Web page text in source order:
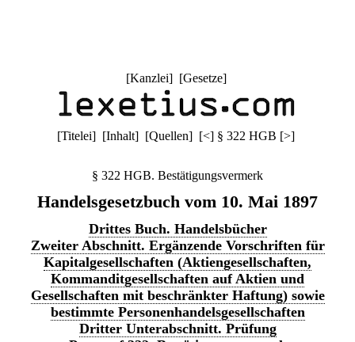
[Kanzlei] [Gesetze]
[Titelei] [Inhalt] [Quellen] [<] § 322 HGB [>]
§ 322 HGB. Bestätigungsvermerk
Handelsgesetzbuch vom 10. Mai 1897
Drittes Buch. Handelsbücher
Zweiter Abschnitt. Ergänzende Vorschriften für
Kapitalgesellschaften (Aktiengesellschaften,
Kommanditgesellschaften auf Aktien und
Gesellschaften mit beschränkter Haftung) sowie
bestimmte Personenhandelsgesellschaften
Dritter Unterabschnitt. Prüfung